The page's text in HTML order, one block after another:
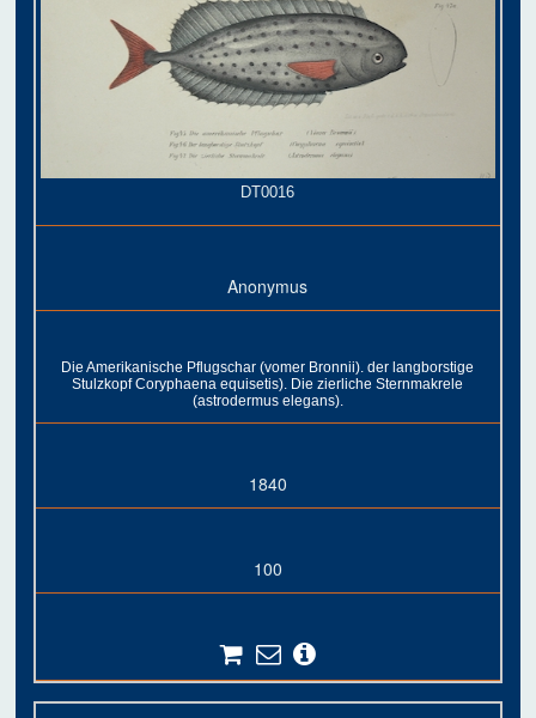
DT0016
Anonymus
Die Amerikanische Pflugschar (vomer Bronnii). der langborstige
Stulzkopf Coryphaena equisetis). Die zierliche Sternmakrele
(astrodermus elegans).
1840
100